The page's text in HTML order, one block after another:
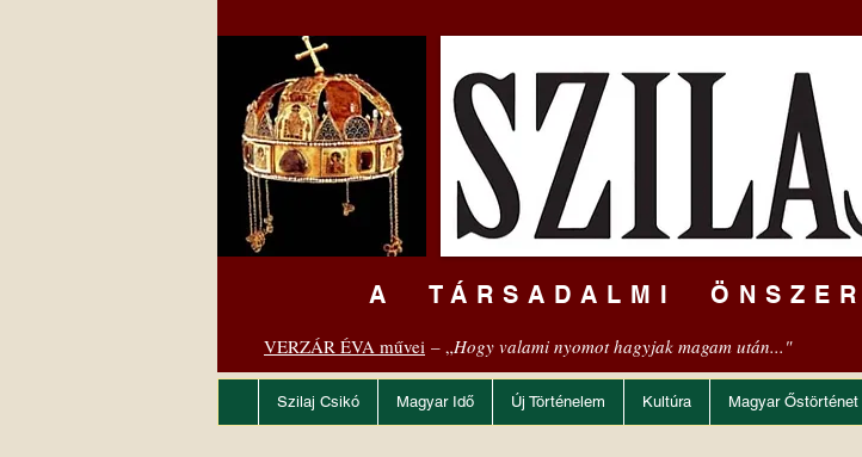
A TÁRSADALMI
VERZÁR ÉVA művei – „Hogy valami nyomot hagyjak magam után..."
Szilaj Csikó Magyar Idő Új Történelem Kultúra Magyar Őstörténet